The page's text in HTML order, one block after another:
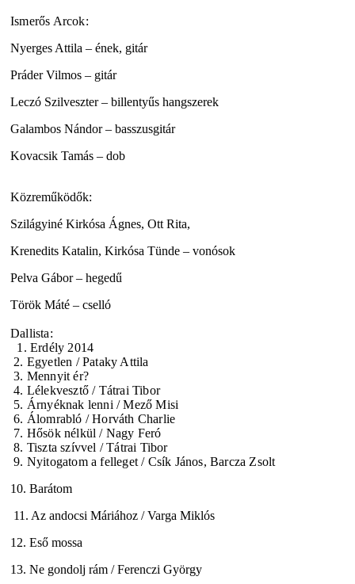
Ismerős Arcok:
Nyerges Attila – ének, gitár
Práder Vilmos – gitár
Leczó Szilveszter – billentyűs hangszerek
Galambos Nándor – basszusgitár
Kovacsik Tamás – dob
Közreműködők:
Szilágyiné Kirkósa Ágnes, Ott Rita,
Krenedits Katalin, Kirkósa Tünde – vonósok
Pelva Gábor – hegedű
Török Máté – cselló
Dallista:
1. Erdély 2014
2. Egyetlen / Pataky Attila
3. Mennyit ér?
4. Lélekvesztő / Tátrai Tibor
5. Árnyéknak lenni / Mező Misi
6. Álomrabló / Horváth Charlie
7. Hősök nélkül / Nagy Feró
8. Tiszta szívvel / Tátrai Tibor
9. Nyitogatom a felleget / Csík János, Barcza Zsolt
10. Barátom
11. Az andocsi Máriához / Varga Miklós
12. Eső mossa
13. Ne gondolj rám / Ferenczi György